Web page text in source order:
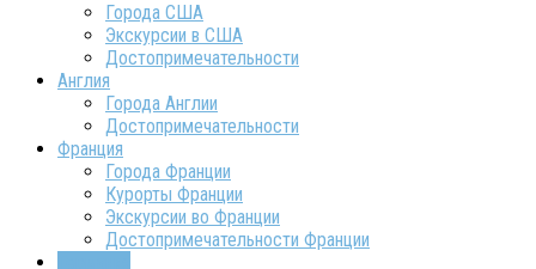
Города США
Экскурсии в США
Достопримечательности
Англия
Города Англии
Достопримечательности
Франция
Города Франции
Курорты Франции
Экскурсии во Франции
Достопримечательности Франции